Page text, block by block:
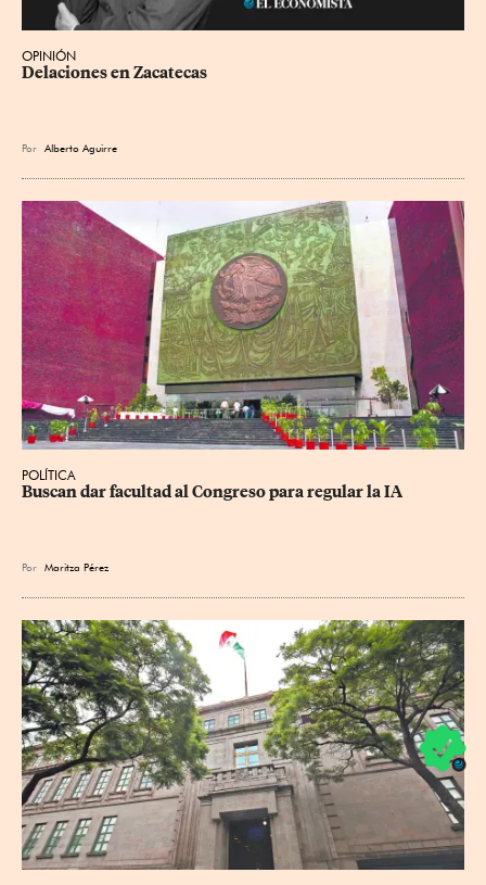
OPINIÓN
Delaciones en Zacatecas
Por Alberto Aguirre
POLÍTICA
Buscan dar facultad al Congreso para regular la IA
Por Maritza Pérez